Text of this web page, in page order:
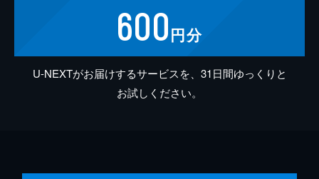
600円分
U-NEXTがお届けするサービスを、31日間ゆっくりと
お試しください。